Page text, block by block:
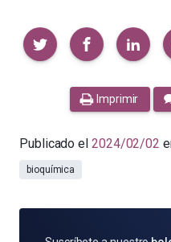
Compartir
Imprimir
Publicado el 2024/02/02
bioquímica